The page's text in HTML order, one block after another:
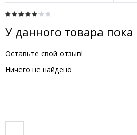
У данного товара
Оставьте свой отзыв!
Ничего не найдено